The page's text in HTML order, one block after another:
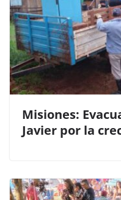
Misiones:
Javier por la